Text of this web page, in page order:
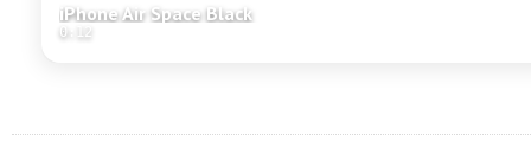
iPhone Air Space Black
0:12